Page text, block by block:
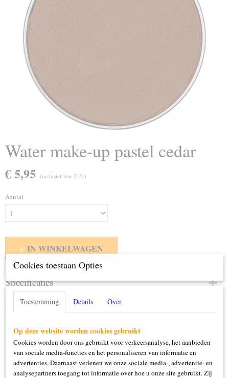
Water make-up pastel cedar
€ 5,95 (inclusief btw 21%)
Aantal
IN WINKELWAGEN
Specificaties
Productcode
139-84.026
Omschrijving
Cookies toestaan Opties
Toestemming Details Over
Op deze website worden cookies gebruikt
Cookies worden door ons gebruikt voor verkeersanalyse, het aanbieden
van sociale media-functies en het personaliseren van informatie en
advertenties. Daarnaast verlenen we onze sociale media-, advertentie- en
analysepartners toegang tot informatie over hoe u onze site gebruikt. Zij